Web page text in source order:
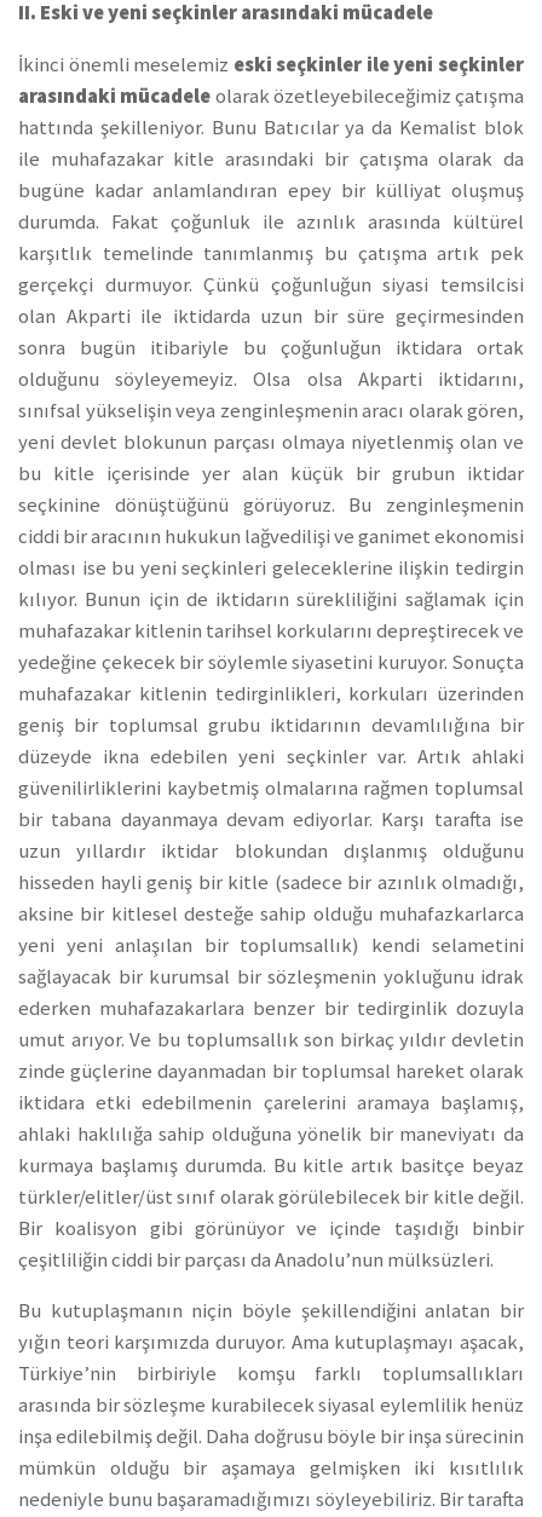
II. Eski ve yeni seçkinler arasındaki mücadele
İkinci önemli meselemiz eski seçkinler ile yeni seçkinler
arasındaki mücadeleolarak özetleyebileceğimiz çatışma
hattında şekilleniyor. Bunu Batıcılar ya da Kemalist blok
ile muhafazakar kitle arasındaki bir çatışma olarak da
bugüne kadar anlamlandıran epey bir külliyat oluşmuş
durumda. Fakat çoğunluk ile azınlık arasında kültürel
karşıtlık temelinde tanımlanmış bu çatışma artık pek
gerçekçi durmuyor. Çünkü çoğunluğun siyasi temsilcisi
olan Akparti ile iktidarda uzun bir süre geçirmesinden
sonra bugün itibariyle bu çoğunluğun iktidara ortak
olduğunu söyleyemeyiz. Olsa olsa Akparti iktidarını,
sınıfsal yükselişin veya zenginleşmenin aracı olarak gören,
yeni devlet blokunun parçası olmaya niyetlenmiş olan ve
bu kitle içerisinde yer alan küçük bir grubun iktidar
seçkinine dönüştüğünü görüyoruz. Bu zenginleşmenin
ciddi bir aracının hukukun lağvedilişi ve ganimet ekonomisi
olması ise bu yeni seçkinleri geleceklerine ilişkin tedirgin
kılıyor. Bunun için de iktidarın sürekliliğini sağlamak için
muhafazakar kitlenin tarihsel korkularını depreştirecek ve
yedeğine çekecek bir söylemle siyasetini kuruyor. Sonuçta
muhafazakar kitlenin tedirginlikleri, korkuları üzerinden
geniş bir toplumsal grubu iktidarının devamlılığına bir
düzeyde ikna edebilen yeni seçkinler var. Artık ahlaki
güvenilirliklerini kaybetmiş olmalarına rağmen toplumsal
bir tabana dayanmaya devam ediyorlar. Karşı tarafta ise
uzun yıllardır iktidar blokundan dışlanmış olduğunu
hisseden hayli geniş bir kitle (sadece bir azınlık olmadığı,
aksine bir kitlesel desteğe sahip olduğu muhafazkarlarca
yeni yeni anlaşılan bir toplumsallık) kendi selametini
sağlayacak bir kurumsal bir sözleşmenin yokluğunu idrak
ederken muhafazakarlara benzer bir tedirginlik dozuyla
umut arıyor. Ve bu toplumsallık son birkaç yıldır devletin
zinde güçlerine dayanmadan bir toplumsal hareket olarak
iktidara etki edebilmenin çarelerini aramaya başlamış,
ahlaki haklılığa sahip olduğuna yönelik bir maneviyatı da
kurmaya başlamış durumda. Bu kitle artık basitçe beyaz
türkler/elitler/üst sınıf olarak görülebilecek bir kitle değil.
Bir koalisyon gibi görünüyor ve içinde taşıdığı binbir
çeşitliliğin ciddi bir parçası da Anadolu’nun mülksüzleri.
Bu kutuplaşmanın niçin böyle şekillendiğini anlatan bir
yığın teori karşımızda duruyor. Ama kutuplaşmayı aşacak,
Türkiye’nin birbiriyle komşu farklı toplumsallıkları
arasında bir sözleşme kurabilecek siyasal eylemlilik henüz
inşa edilebilmiş değil. Daha doğrusu böyle bir inşa sürecinin
mümkün olduğu bir aşamaya gelmişken iki kısıtlılık
nedeniyle bunu başaramadığımızı söyleyebiliriz. Bir tarafta